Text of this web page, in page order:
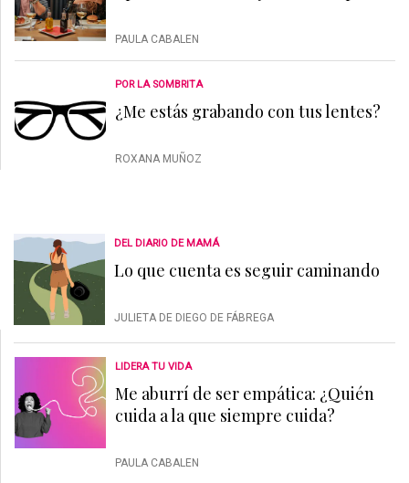
PAULA CABALEN
POR LA SOMBRITA
¿Me estás grabando con tus lentes?
ROXANA MUÑOZ
DEL DIARIO DE MAMÁ
Lo que cuenta es seguir caminando
JULIETA DE DIEGO DE FÁBREGA
LIDERA TU VIDA
Me aburrí de ser empática: ¿Quién
cuida a la que siempre cuida?
PAULA CABALEN